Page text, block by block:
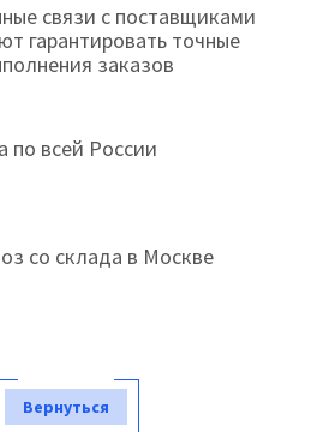
связи с поставщиками
гарантировать точные
заказов
по всей России
со склада в Москве
Вернуться